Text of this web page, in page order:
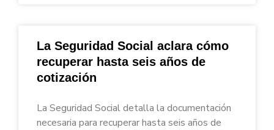
La Seguridad Social aclara cómo
recuperar hasta seis años de
cotización
La Seguridad Social detalla la documentación
necesaria para recuperar hasta seis años de